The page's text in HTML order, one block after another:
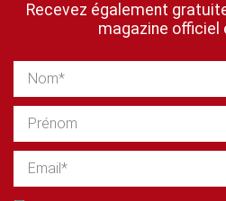
Recevez également
magazine officiel